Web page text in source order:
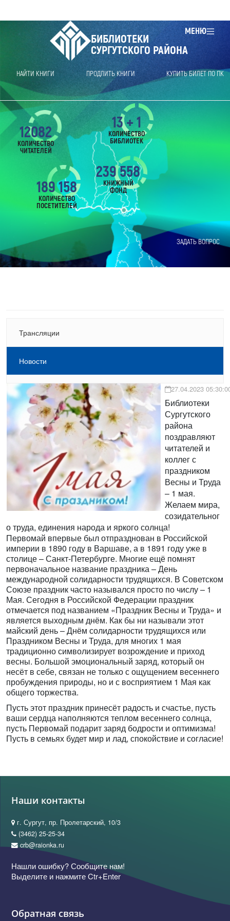
МЕНЮ
БИБЛИОТЕКИ
СУРГУТСКОГО РАЙОНА
НАЙТИ КНИГИ ПРОДЛИТЬ КНИГИ КУПИТЬ БИЛЕТ ПО ПК
ЗАДАТЬ ВОПРОС
12082
КОЛИЧЕСТВО
ЧИТАТЕЛЕЙ
189 158
КОЛИЧЕСТВО
ПОСЕТИТЕЛЕЙ
239 558
КНИЖНЫЙ
ФОНД
13 + 1
КОЛИЧЕСТВО
БИБЛИОТЕК
Трансляции
Новости
27.04.2023
Библиотеки
Сургутского
района
поздравляют
читателей и
коллег с
праздником
Весны и Труда
– 1 мая.
Желаем мира,
созидательног
о труда, единения народа и яркого солнца!
Первомай впервые был отпразднован в Российской
империи в 1890 году в Варшаве, а в 1891 году уже в
столице – Санкт-Петербурге. Многие ещё помнят
первоначальное название праздника – День
международной солидарности трудящихся. В Советском
Союзе праздник часто назывался просто по числу – 1
Мая. Сегодня в Российской Федерации праздник
отмечается под названием «Праздник Весны и Труда» и
является выходным днём. Как бы ни называли этот
майский день – Днём солидарности трудящихся или
Праздником Весны и Труда, для многих 1 мая
традиционно символизирует возрождение и приход
весны. Большой эмоциональный заряд, который он
несёт в себе, связан не только с ощущением весеннего
пробуждения природы, но и с восприятием 1 Мая как
общего торжества.
Пусть этот праздник принесёт радость и счастье, пусть
ваши сердца наполняются теплом весеннего солнца,
пусть Первомай подарит заряд бодрости и оптимизма!
Пусть в семьях будет мир и лад, спокойствие и согласие!
Наши контакты
г. Сургут, пр. Пролетарский, 10/3
(3462) 25-25-34
crb@raionka.ru
Нашли ошибку? Сообщите нам!
Выделите и нажмите Ctr+Enter
Обратная связь